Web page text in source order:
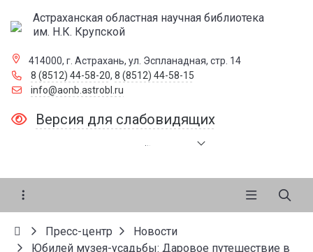
Астраханская областная научная библиотека
им. Н.К. Крупской
414000, г. Астрахань, ул. Эспланадная, стр. 14
8 (8512) 44-58-20, 8 (8512) 44-58-15
info@aonb.astrobl.ru
Версия для слабовидящих
Пресс-центр
Новости
Юбилей музея-усадьбы: Даровое путешествие в